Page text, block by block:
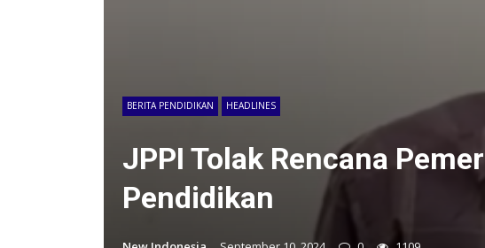
BERITA PENDIDIKAN HEADLINES
JPPI Tolak Rencana
Pendidikan